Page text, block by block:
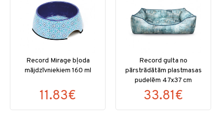
Record Mirage bļoda
mājdzīvniekiem 160 ml
11.83€
Record gulta no
pārstrādātām plastmasas
pudelēm 47x37 cm
33.81€